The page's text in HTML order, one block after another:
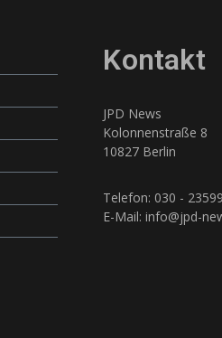
Kontakt
JPD News
Kolonnenstraße 8
10827 Berlin
Telefon: 030 -
E-Mail: info@jpd-